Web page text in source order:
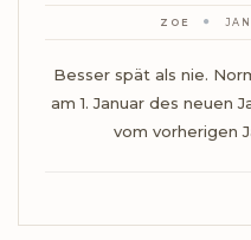
ZOE
Besser spät als nie.
am 1. Januar des neuen
vom vorherigen